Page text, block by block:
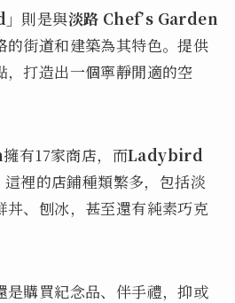
則是與淡路 Chef’s Garden
的街道和建築為其特色。提供
打造出一個寧靜閒適的空
擁有17家商店，而Ladybird
裡的店鋪種類繁多，包括淡
丼、刨冰，甚至還有純素巧克
是購買紀念品、伴手禮，抑或